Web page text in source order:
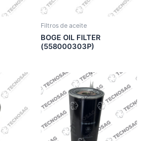
Filtros de aceite
BOGE OIL FILTER
(558000303P)